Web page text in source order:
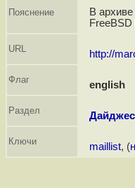
Пояснение
В
URL http://
Флаг english
Раздел
Ключи maillist, (